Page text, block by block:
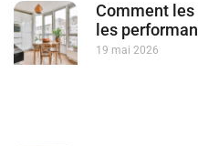
Comment
les
19 mai 2026